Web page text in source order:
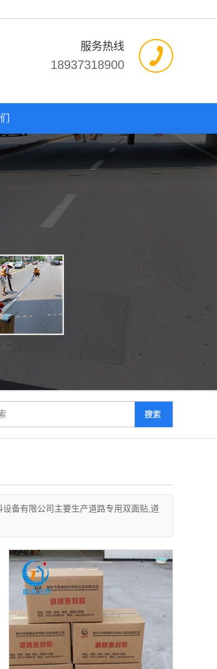
服务热线
18937318900
备有限公司主要生产道路专用双面贴,道